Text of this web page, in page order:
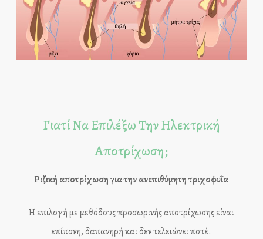
Γιατί Να Επιλέξω Την Ηλεκτρική
Αποτρίχωση;
Ριζική αποτρίχωση για την ανεπιθύμητη τριχοφυΐα
Η επιλογή με μεθόδους προσωρινής αποτρίχωσης είναι
επίπονη, δαπανηρή και δεν τελειώνει ποτέ.